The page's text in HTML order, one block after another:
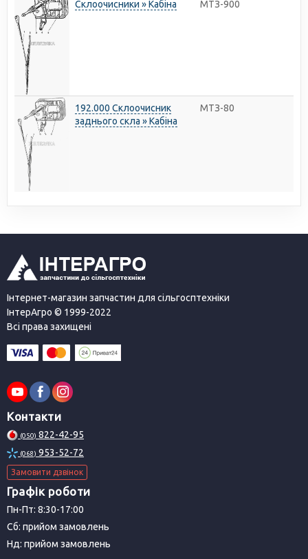
Склоочисники » Кабіна МТЗ-900
192.000 Склоочисник
заднього скла » Кабіна
МТЗ-80
Інтернет-магазин запчастин для сільгосптехніки
ІнтерАгро © 1999-2022
Всі права захищені
Контакти
(050) 822-42-95
(068) 953-52-72
Замовити дзвінок
Графік роботи
Пн-Пт: 8:30-17:00
Сб: прийом замовлень
Нд: прийом замовлень